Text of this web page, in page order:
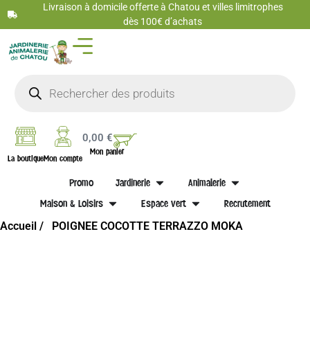
Livraison à domicile offerte à Chatou et villes limitrophes
dès 100€ d’achats
La boutiqueMon compte
0,00€
Mon panier
Promo Jardinerie
Animalerie
Maison & Loisirs
Espace vert Recrutement
Accueil / POIGNEE COCOTTE TERRAZZO MOKA